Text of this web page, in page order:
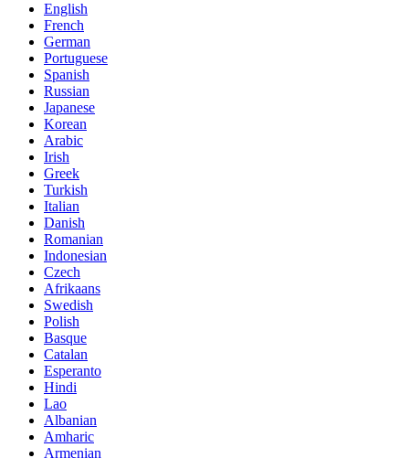
English
French
German
Portuguese
Spanish
Russian
Japanese
Korean
Arabic
Irish
Greek
Turkish
Italian
Danish
Romanian
Indonesian
Czech
Afrikaans
Swedish
Polish
Basque
Catalan
Esperanto
Hindi
Lao
Albanian
Amharic
Armenian